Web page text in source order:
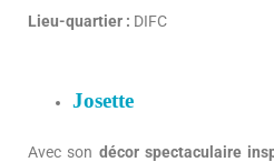
Lieu-quartier : DIFC
Josette
Avec son décor spectaculaire